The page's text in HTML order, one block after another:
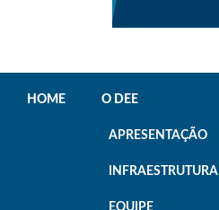
HOME O DEE
APRESENTAÇÃO
INFRAESTRUTURA
EQUIPE